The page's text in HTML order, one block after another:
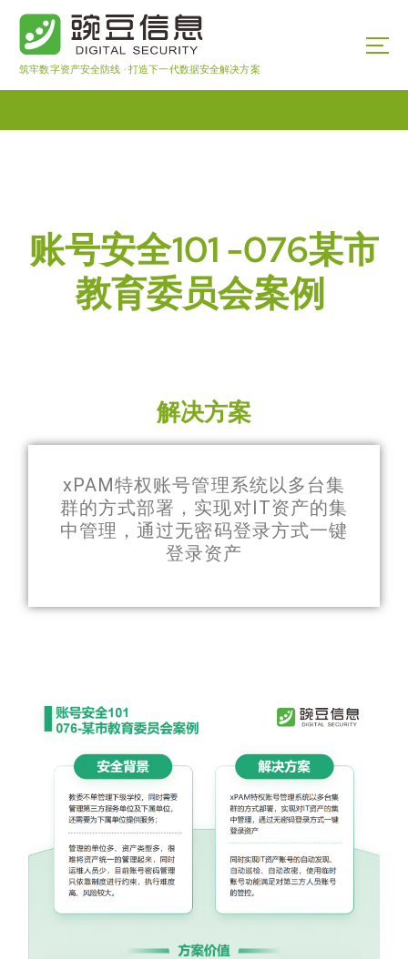
筑牢数字资产安全防线 · 打造下一代数据安全解决方案
账号安全101 -076某市
教育委员会案例
解决方案
xPAM特权账号管理系统以多台集
群的方式部署，实现对IT资产的集
中管理，通过无密码登录方式一键
登录资产